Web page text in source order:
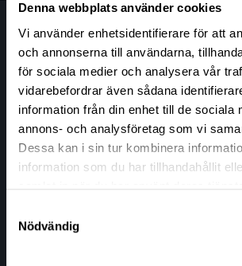
Denna webbplats använder cookies
Vi använder enhetsidentifierare för att
och annonserna till användarna,
för sociala medier och analysera vår
vidarebefordrar även sådana
information från din enhet till de sociala
annons- och analysföretag som vi
Dessa kan i sin tur kombinera
information som du har tillhandahållit
samlat in när du har använt deras
Nödvändig
AKTUELLT
RESURSER